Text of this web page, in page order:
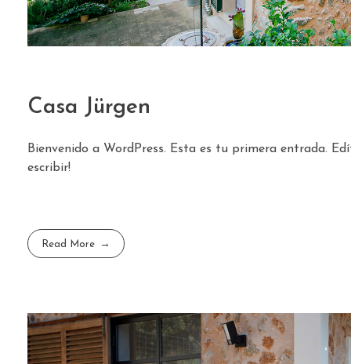
Casa Jürgen
Bienvenido a WordPress. Esta es tu primera entrada.
escribir!
Read More